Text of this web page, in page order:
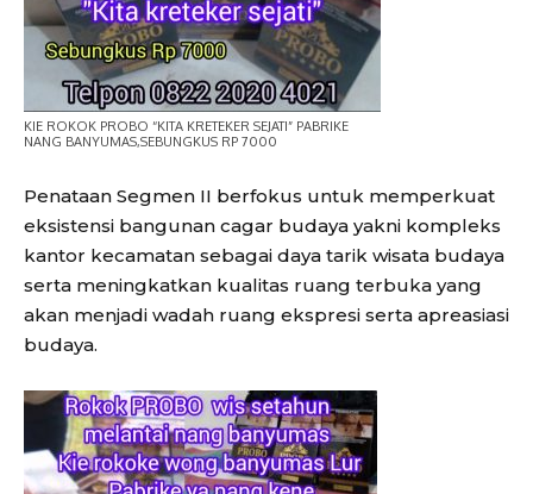
KIE ROKOK PROBO “KITA KRETEKER SEJATI” PABRIKE
NANG BANYUMAS,SEBUNGKUS RP 7000
Penataan Segmen II berfokus untuk memperkuat
eksistensi bangunan cagar budaya yakni kompleks
kantor kecamatan sebagai daya tarik wisata budaya
serta meningkatkan kualitas ruang terbuka yang
akan menjadi wadah ruang ekspresi serta apreasiasi
budaya.